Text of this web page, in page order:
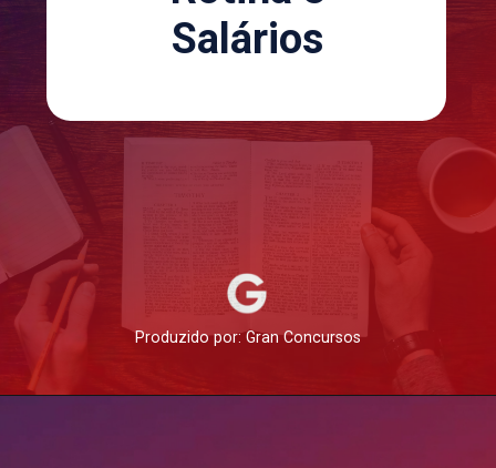
Produzido por: Gran Concursos
Salários